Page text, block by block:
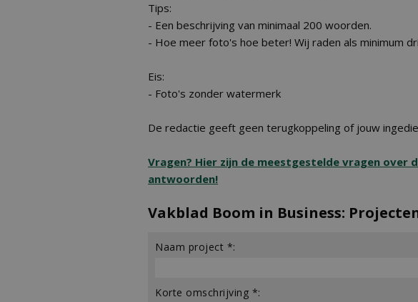
Tips:
- Een beschrijving van minimaal 200 woorden.
- Hoe meer foto's hoe beter! Wij raden als minimum
Eis:
- Foto's zonder watermerk
De redactie geeft geen terugkoppeling of jouw
Vragen? Hier zijn de meestgestelde vragen over
antwoorden!
Vakblad Boom in Business:
Naam project *:
Korte omschrijving *: